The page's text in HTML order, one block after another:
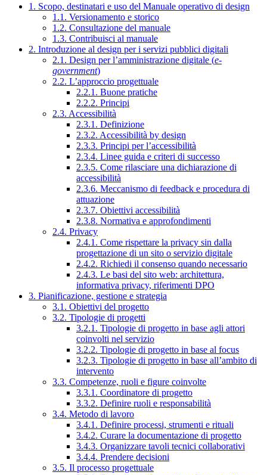
1. Scopo, destinatari e uso del Manuale operativo di design
1.1. Versionamento e storico
1.2. Consultazione del manuale
1.3. Contribuisci al manuale
2. Introduzione al design per i servizi pubblici digitali
2.1. Design per l’amministrazione digitale (e-
government)
2.2. L’approccio progettuale
2.2.1. Buone pratiche
2.2.2. Principi
2.3. Accessibilità
2.3.1. Definizione
2.3.2. Accessibilità by design
2.3.3. Principi per l’accessibilità
2.3.4. Linee guida e criteri di successo
2.3.5. Come rilasciare una dichiarazione di
accessibilità
2.3.6. Meccanismo di feedback e procedura di
attuazione
2.3.7. Obiettivi accessibilità
2.3.8. Normativa e approfondimenti
2.4. Privacy
2.4.1. Come rispettare la privacy sin dalla
progettazione di un sito o servizio digitale
2.4.2. Richiedi il consenso quando necessario
2.4.3. Le basi del sito web: architettura,
informativa privacy, riferimenti DPO
3. Pianificazione, gestione e strategia
3.1. Obiettivi del progetto
3.2. Tipologie di progetti
3.2.1. Tipologie di progetto in base agli attori
coinvolti nel servizio
3.2.2. Tipologie di progetto in base al focus
3.2.3. Tipologie di progetto in base all’ambito di
intervento
3.3. Competenze, ruoli e figure coinvolte
3.3.1. Coordinatore di progetto
3.3.2. Definire ruoli e responsabilità
3.4. Metodo di lavoro
3.4.1. Definire processi, strumenti e rituali
3.4.2. Curare la documentazione di progetto
3.4.3. Organizzare tavoli tecnici collaborativi
3.4.4. Prendere decisioni
3.5. Il processo progettuale